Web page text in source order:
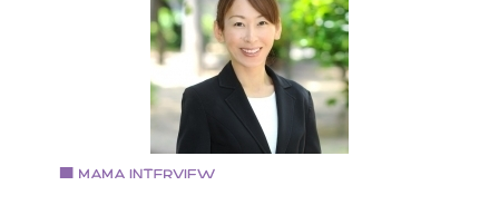
１９７６年生まれ。 関西学院大学社会学部卒業 保育士
許・放課後児童支援員認定資格・社会福祉施設長資格
L.S.F.A children’s（乳幼児応急手当）資格を取得。 趣
はピアノ、特技はシンクロナイズドスイミング（ジュ
アオリンピックチーム競技優勝経験あり）。 大学卒業
は社会教育団体で16年間総合職として勤務。 ２０１６
４月高槻市承認第一号民間学童保育室「ＮＰＯ法人ア